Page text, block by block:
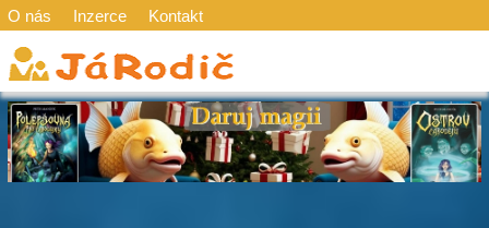
O nás Inzerce Kontakt